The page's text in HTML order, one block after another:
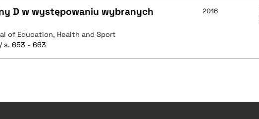
D w występowaniu wybranych
of Education, Health and Sport
s. 653 - 663
2016